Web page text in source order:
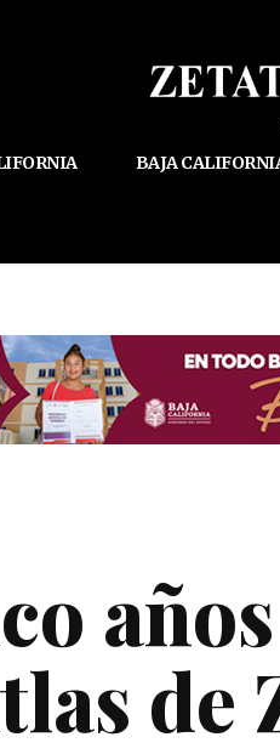
BAJA
de